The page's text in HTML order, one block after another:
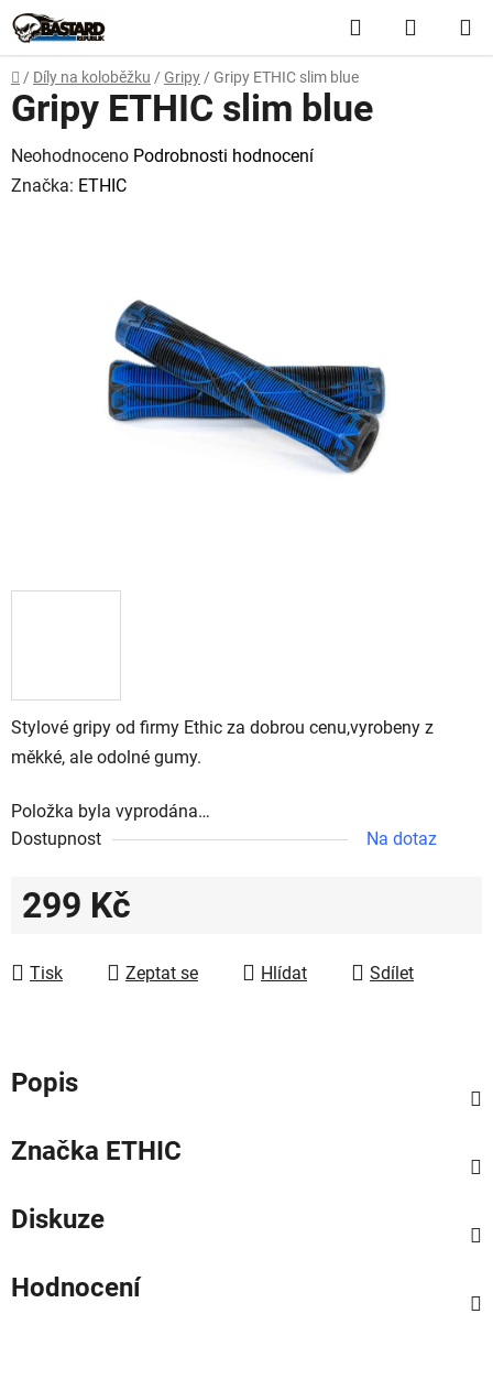
Přejít
na
obsah
Hledat
KOŠÍK
Domů
/ Díly na koloběžku / Gripy / Gripy ETHIC slim blue
Stylové gripy od firmy Ethic za dobrou cenu,vyrobeny z
měkké, ale odolné gumy.
Položka byla vyprodána…
Dostupnost
Na dotaz
299 Kč
Tisk
Zeptat se Hlídat Sdílet
Gripy ETHIC slim blue
Průměrné
hodnocení
Neohodnoceno Podrobnosti hodnocení
Značka: ETHIC
Popis
Značka ETHIC
Diskuze
Hodnocení